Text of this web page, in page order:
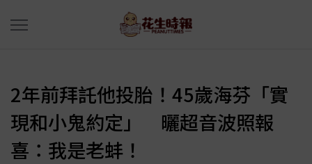
2年前拜託他投胎！45歲海芬「實
現和小鬼約定」 曬超音波照報
喜：我是老蚌！